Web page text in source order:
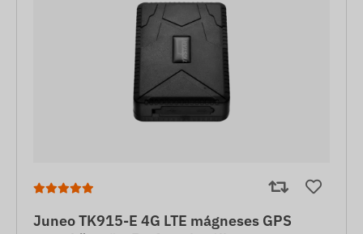
Juneo TK915-E 4G LTE mágneses GPS